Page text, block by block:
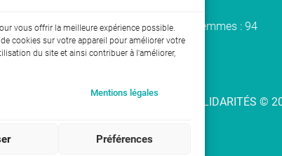
vous offrir la meilleure expérience possible.
cookies sur votre appareil pour améliorer votre
du site et ainsi contribuer à l'améliorer,
Mentions légales
Préférences
entre les hommes et les femmes : 94
Mentions légales | ENTRAIDE ET SOLIDARITÉS ©